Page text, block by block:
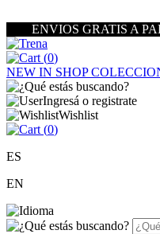
ENVIOS GRATIS A
(0)
NEW IN SHOP
Ingresá o registrate
Wishlist
(0)
ES
EN